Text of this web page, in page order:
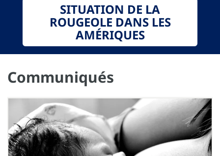
SITUATION DE LA
ROUGEOLE DANS LES
AMÉRIQUES
Communiqués